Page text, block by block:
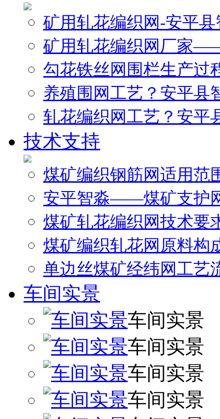
矿用轧花编织网-安平
矿用轧花编织网厂家
勾花铁丝网围栏生产过
养殖围网工艺？安平县
轧花编织网工艺？安平
技术支持
煤矿编织钢筋网适用范
安平智淼——煤矿支护
煤矿轧花编织网技术要
煤矿编织轧花网原料构
单边丝煤矿经纬网工艺
车间实景
车间实景
车间实景
车间实景
车间实景